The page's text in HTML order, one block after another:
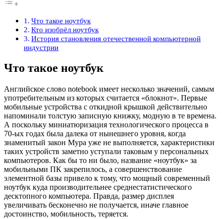
Что такое ноутбук
Кто изобрёл ноутбук
История становления отечественной компьютерной
индустрии
Что такое ноутбук
Английское слово notebook имеет несколько значений, самым
употребительным из которых считается «блокнот». Первые
мобильные устройства с откидной крышкой действительно
напоминали толстую записную книжку, модную в те времена.
А поскольку миниатюризация технологического процесса в
70-ых годах была далека от нынешнего уровня, когда
знаменитый закон Мура уже не выполняется, характеристики
таких устройств заметно уступали таковым у персональных
компьютеров. Как бы то ни было, название «ноутбук» за
мобильными ПК закрепилось, а совершенствование
элементной базы привело к тому, что мощный современный
ноутбук куда производительнее среднестатистического
десктопного компьютера. Правда, размер дисплея
увеличивать бесконечно не получается, иначе главное
достоинство, мобильность, теряется.